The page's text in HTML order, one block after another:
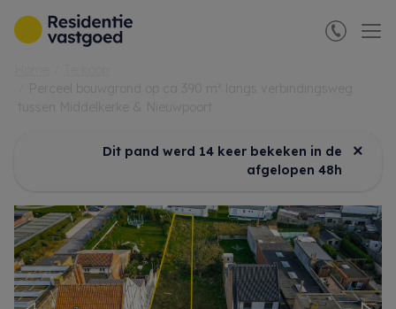
Menu overslaan en naar de inhoud gaan
Dit pand werd 14 keer bekeken in de
afgelopen 48h
×